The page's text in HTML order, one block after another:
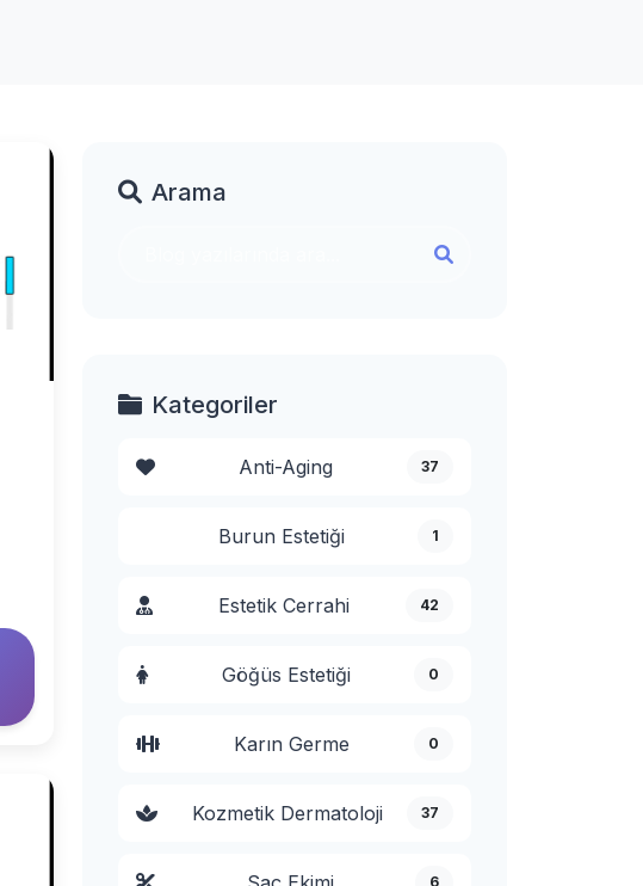
Arama
Kategoriler
Anti-Aging 37
Burun Estetiği 1
Estetik Cerrahi 42
Göğüs Estetiği 0
Karın Germe 0
Kozmetik Dermatoloji 37
6